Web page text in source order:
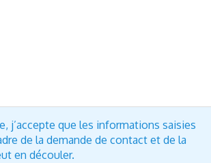
j’accepte que les informations saisies
de la demande de contact et de la
en découler.